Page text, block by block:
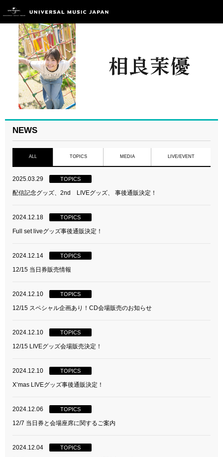
NEWS
ALL TOPICS MEDIA LIVE/EVENT
2025.03.29 TOPICS
配信記念グッズ、2nd LIVEグッズ、 事後通販決定！
2024.12.18 TOPICS
Full set liveグッズ事後通販決定！
2024.12.14 TOPICS
12/15 当日券販売情報
2024.12.10 TOPICS
12/15 スペシャル企画あり！CD会場販売のお知らせ
2024.12.10 TOPICS
12/15 LIVEグッズ会場販売決定！
2024.12.10 TOPICS
X’mas LIVEグッズ事後通販決定！
2024.12.06 TOPICS
12/7 当日券と会場座席に関するご案内
2024.12.04 TOPICS